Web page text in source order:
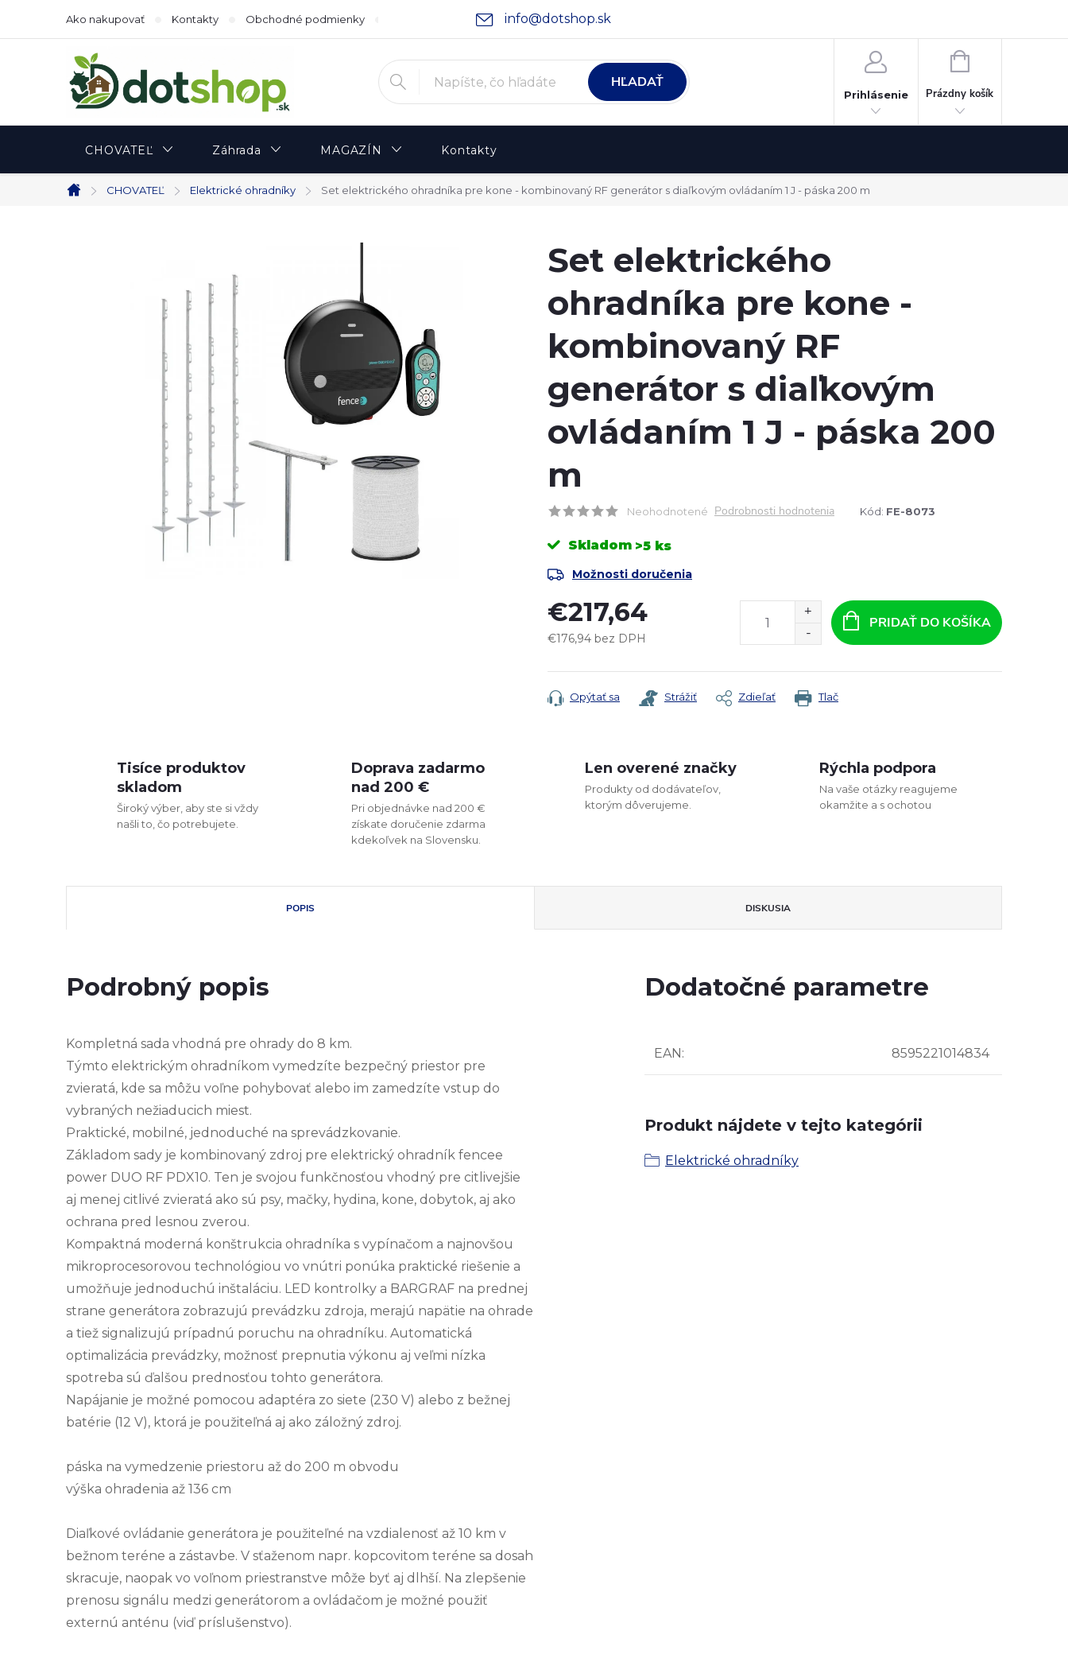
info@dotshop.sk
Ako nakupovať Kontakty Obchodné podmienky Podmienky ochrany osobných údajov
HĽADAŤ
Prihlásenie
NÁKUPNÝ
Prázdny košík
CHOVATEĽ Záhrada MAGAZÍN Kontakty
Domov
CHOVATEĽ Elektrické ohradníky Set elektrického ohradníka pre kone - kombinovaný RF generátor s diaľkovým ovládaním 1 J - páska 200 m
Set elektrického
ohradníka pre kone -
kombinovaný RF
generátor s diaľkovým
ovládaním 1 J - páska 200
m
Neohodnotené Podrobnosti hodnotenia Kód: FE-8073
Skladom >5 ks
Možnosti doručenia
€217,64
€176,94 bez DPH
cena:
PRIDAŤ DO KOŠÍKA
Tlač
Opýtať sa Strážiť Zdieľať
Tisíce produktov
skladom
Široký výber, aby ste si vždy
našli to, čo potrebujete.
Doprava zadarmo
nad 200 €
Pri objednávke nad 200 €
získate doručenie zdarma
kdekoľvek na Slovensku.
Len overené značky
Produkty od dodávateľov,
ktorým dôverujeme.
Rýchla podpora
Na vaše otázky reagujeme
okamžite a s ochotou
POPIS DISKUSIA
Podrobný popis
Kompletná sada vhodná pre ohrady do 8 km.
Týmto elektrickým ohradníkom vymedzíte bezpečný priestor pre
zvieratá, kde sa môžu voľne pohybovať alebo im zamedzíte vstup do
vybraných nežiaducich miest.
Praktické, mobilné, jednoduché na sprevádzkovanie.
Základom sady je kombinovaný zdroj pre elektrický ohradník fencee
power DUO RF PDX10. Ten je svojou funkčnosťou vhodný pre citlivejšie
aj menej citlivé zvieratá ako sú psy, mačky, hydina, kone, dobytok, aj ako
ochrana pred lesnou zverou.
Kompaktná moderná konštrukcia ohradníka s vypínačom a najnovšou
mikroprocesorovou technológiou vo vnútri ponúka praktické riešenie a
umožňuje jednoduchú inštaláciu. LED kontrolky a BARGRAF na prednej
strane generátora zobrazujú prevádzku zdroja, merajú napätie na ohrade
a tiež signalizujú prípadnú poruchu na ohradníku. Automatická
optimalizácia prevádzky, možnosť prepnutia výkonu aj veľmi nízka
spotreba sú ďalšou prednosťou tohto generátora.
Napájanie je možné pomocou adaptéra zo siete (230 V) alebo z bežnej
batérie (12 V), ktorá je použiteľná aj ako záložný zdroj.
páska na vymedzenie priestoru až do 200 m obvodu
výška ohradenia až 136 cm
Diaľkové ovládanie generátora je použiteľné na vzdialenosť až 10 km v
bežnom teréne a zástavbe. V sťaženom napr. kopcovitom teréne sa dosah
skracuje, naopak vo voľnom priestranstve môže byť aj dlhší. Na zlepšenie
prenosu signálu medzi generátorom a ovládačom je možné použiť
externú anténu (viď príslušenstvo).
Dodatočné parametre
EAN: 8595221014834
Produkt nájdete v tejto kategórii
Elektrické ohradníky